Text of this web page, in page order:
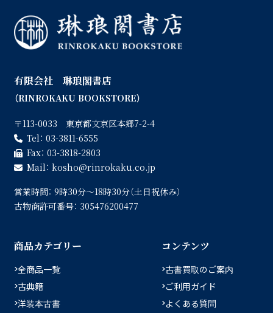
有限会社 琳琅閣書店
（RINROKAKU BOOKSTORE）
〒113-0033 東京都文京区本郷7-2-4
Tel： 03-3811-6555
Fax： 03-3818-2803
Mail： kosho
rinrokaku.co.jp
営業時間： 9時30分〜18時30分（土日祝休み）
古物商許可番号： 305476200477
商品カテゴリー
全商品一覧
古典籍
洋装本古書
コンテンツ
古書買取のご案内
ご利用ガイド
よくある質問